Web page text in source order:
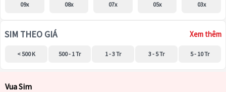
09x 08x 07x 05x 03x
SIM THEO GIÁ Xem thêm
< 500 K 500 - 1 Tr 1 - 3 Tr 3 - 5 Tr 5 - 10 Tr
Vua Sim